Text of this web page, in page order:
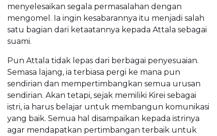
menyelesaikan segala permasalahan dengan
mengomel. Ia ingin kesabarannya itu menjadi salah
satu bagian dari ketaatannya kepada Attala sebagai
suami.
Pun Attala tidak lepas dari berbagai penyesuaian.
Semasa lajang, ia terbiasa pergi ke mana pun
sendirian dan mempertimbangkan semua urusan
sendirian. Akan tetapi, sejak memiliki Kirei sebagai
istri, ia harus belajar untuk membangun komunikasi
yang baik. Semua hal disampaikan kepada istrinya
agar mendapatkan pertimbangan terbaik untuk